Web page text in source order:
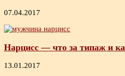
07.04.2017
Нарцисс — что за типаж и
13.01.2017